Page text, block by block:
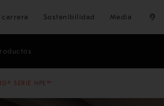
principal
carrera Sostenibilidad Media
SERIE HPE™